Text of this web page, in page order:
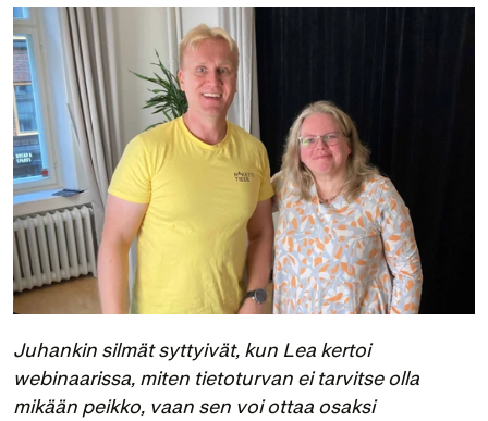
Juhankin silmät syttyivät, kun Lea kertoi
webinaarissa, miten tietoturvan ei tarvitse olla
mikään peikko, vaan sen voi ottaa osaksi